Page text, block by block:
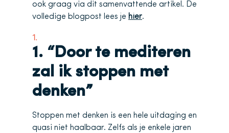
ook graag via dit samenvattende artikel. De
volledige blogpost lees je hier.
1. “Door te mediteren
zal ik stoppen met
denken”
Stoppen met denken is een hele uitdaging en
quasi niet haalbaar. Zelfs als je enkele jaren